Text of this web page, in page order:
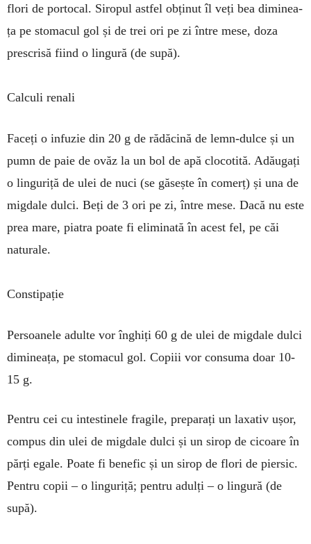
flori de portocal. Siropul astfel ob­ți­­nut îl veți bea di­mi­nea­
ța pe stomacul gol și de trei ori pe zi între mese, doza
prescrisă fiind o lingură (de supă).
Calculi renali
Faceți o infuzie din 20 g de rădăcină de lemn-dulce și un
pumn de paie de ovăz la un bol de apă clocotită. A­dăugați
o linguriță de ulei de nuci (se găsește în co­merț) și una de
migdale dulci. Beți de 3 ori pe zi, în­tre mese. Dacă nu este
prea mare, piatra poa­te fi eliminată în acest fel, pe căi
naturale.
Constipație
Persoanele a­dul­te vor în­ghiți 60 g de ulei de mig­dale dulci
di­mineața, pe stoma­cul gol. Copiii vor consuma doar 10-
15 g.
Pentru cei cu intestinele fragile, preparați un laxativ ușor,
compus din ulei de migdale dulci și un sirop de cicoare în
părți e­gale. Poate fi bene­fic și un sirop de flori de piersic.
Pen­tru co­pii – o linguriță; pentru adulți – o lingură (de
supă).